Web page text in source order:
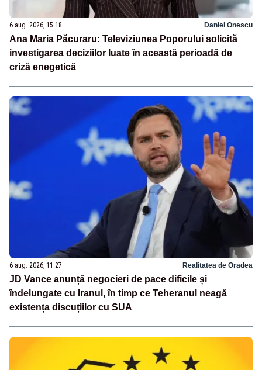
6 aug. 2026, 15:18 Daniel Onescu
Ana Maria Păcuraru: Televiziunea Poporului solicită
investigarea deciziilor luate în această perioadă de
criză enegetică
6 aug. 2026, 11:27 Realitatea de Oradea
JD Vance anunță negocieri de pace dificile și
îndelungate cu Iranul, în timp ce Teheranul neagă
existența discuțiilor cu SUA